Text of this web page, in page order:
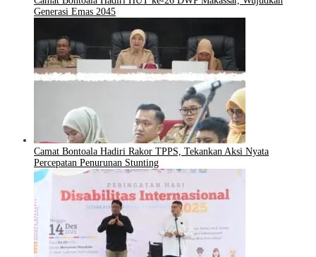
Generasi Emas 2045
Camat Bontoala Hadiri Rakor TPPS, Tekankan Aksi Nyata
Percepatan Penurunan Stunting